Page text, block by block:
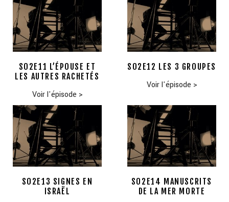
S02E11 L’ÉPOUSE ET
LES AUTRES RACHETÉS
Voir l'épisode >
S02E12 LES 3 GROUPES
Voir l'épisode >
S02E13 SIGNES EN
ISRAËL
S02E14 MANUSCRITS
DE LA MER MORTE